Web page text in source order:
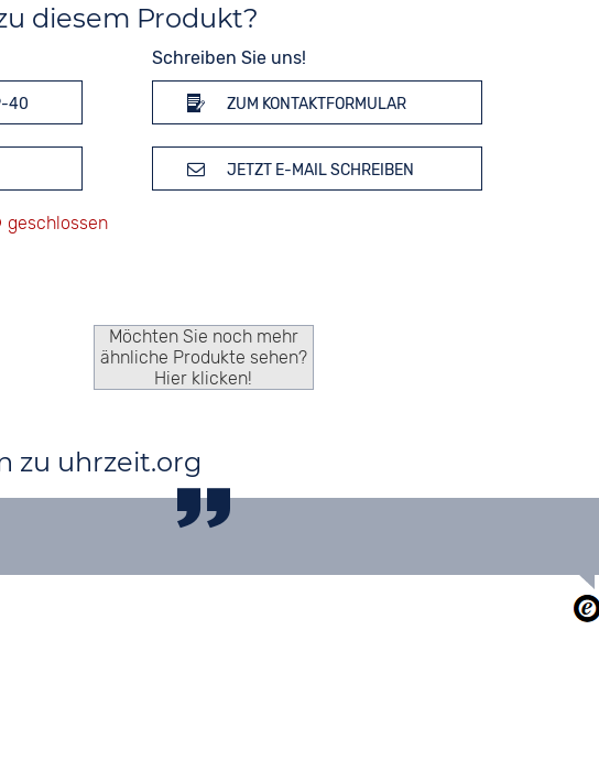
diesem Produkt?
40
Schreiben Sie uns!
ZUM KONTAKTFORMULAR
JETZT E-MAIL SCHREIBEN
Möchten Sie noch mehr
ähnliche Produkte sehen?
Hier klicken!
zu uhrzeit.org